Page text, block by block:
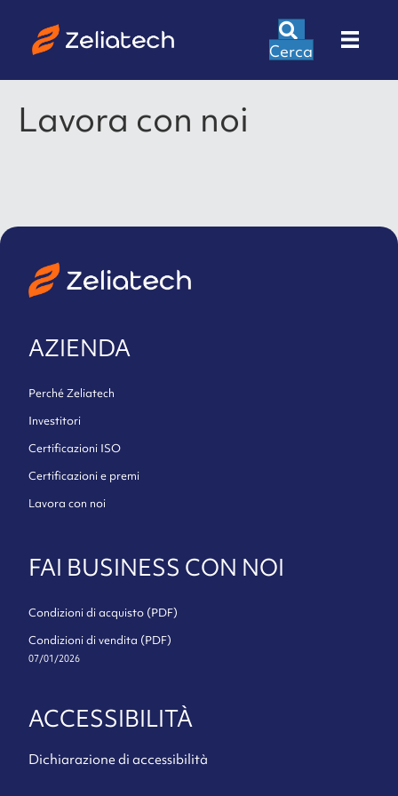
Cerca
Lavora con noi
AZIENDA
Perché Zeliatech
Investitori
Certificazioni ISO
Certificazioni e premi
Lavora con noi
FAI BUSINESS CON NOI
Condizioni di acquisto (PDF)
Condizioni di vendita (PDF)
07/01/2026
ACCESSIBILITÀ
Dichiarazione di accessibilità